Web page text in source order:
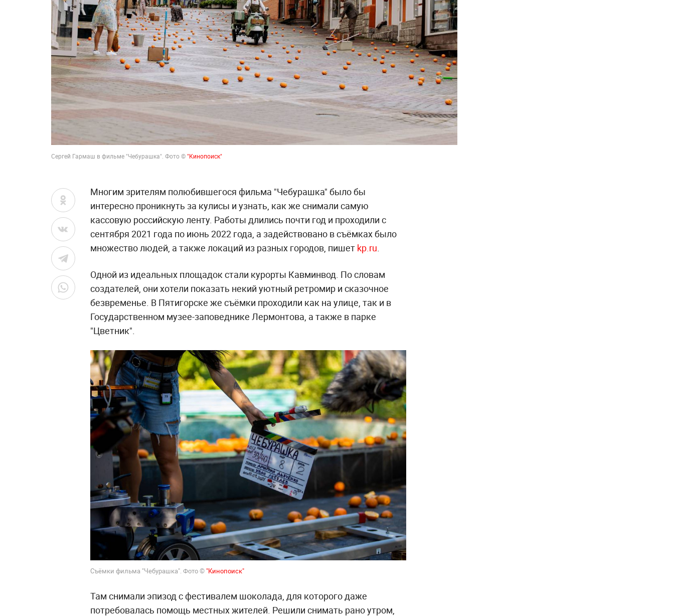
Сергей Гармаш в фильме "Чебурашка". Фото ©"Кинопоиск"
Многим зрителям полюбившегося фильма "Чебурашка" было бы
интересно проникнуть за кулисы и узнать, как же снимали самую
кассовую российскую ленту. Работы длились почти год и проходили с
сентября 2021 года по июнь 2022 года, а задействовано в съёмках было
множество людей, а также локаций из разных городов, пишет kp.ru.
Одной из идеальных площадок стали курорты Кавминвод. По словам
создателей, они хотели показать некий уютный ретромир и сказочное
безвременье. В Пятигорске же съёмки проходили как на улице, так и в
Государственном музее-заповеднике Лермонтова, а также в парке
"Цветник".
Съёмки фильма "Чебурашка". Фото ©"Кинопоиск"
Там снимали эпизод с фестивалем шоколада, для которого даже
потребовалась помощь местных жителей. Решили снимать рано утром,